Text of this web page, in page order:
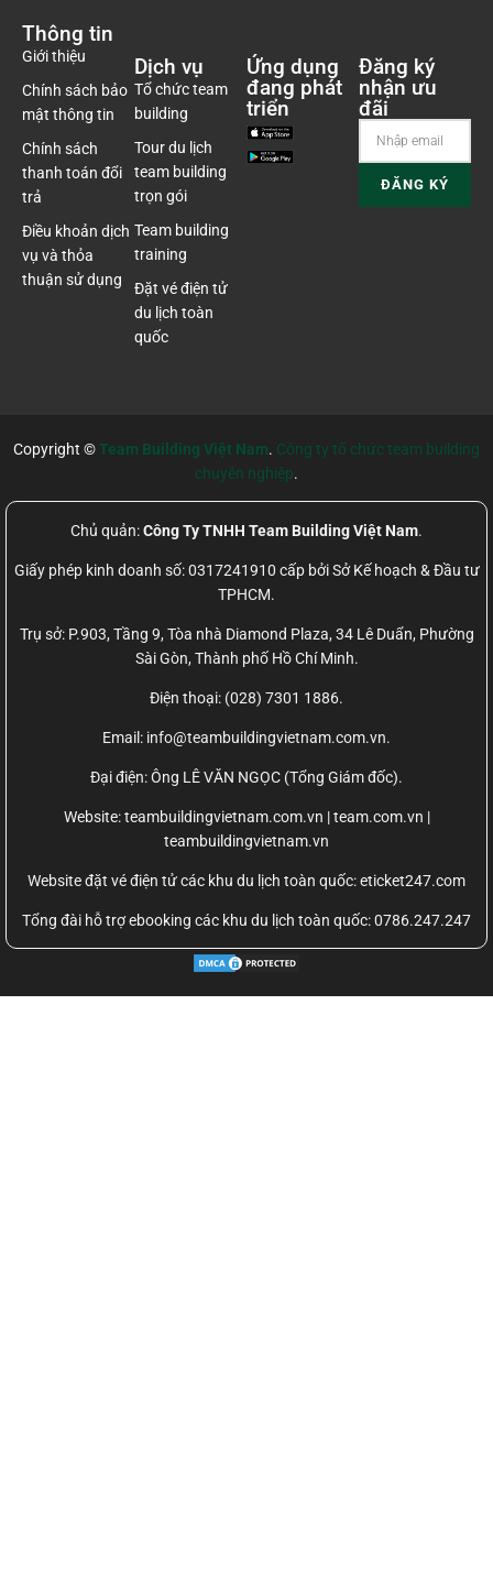
Thông tin
Giới thiệu
Chính sách bảo
mật thông tin
Chính sách
thanh toán đổi
trả
Điều khoản dịch
vụ và thỏa
thuận sử dụng
Dịch vụ
Tổ chức team
building
Tour du lịch
team building
trọn gói
Team building
training
Đặt vé điện tử
du lịch toàn
quốc
Ứng dụng
đang phát
triển
Đăng ký
nhận ưu
đãi
Copyright ©Team Building Việt Nam. Công ty tổ chức team building
chuyên nghiệp.
Chủ quản:Công Ty TNHH Team Building Việt Nam.
Giấy phép kinh doanh số: 0317241910 cấp bởi Sở Kế hoạch & Đầu tư
TPHCM.
Trụ sở: P.903, Tầng 9, Tòa nhà Diamond Plaza, 34 Lê Duẩn, Phường
Sài Gòn, Thành phố Hồ Chí Minh.
Điện thoại: (028) 7301 1886.
Email: info@teambuildingvietnam.com.vn.
Đại điện: Ông LÊ VĂN NGỌC (Tổng Giám đốc).
Website:teambuildingvietnam.com.vn | team.com.vn |
teambuildingvietnam.vn
Website đặt vé điện tử các khu du lịch toàn quốc: eticket247.com
Tổng đài hỗ trợ ebooking các khu du lịch toàn quốc: 0786.247.247